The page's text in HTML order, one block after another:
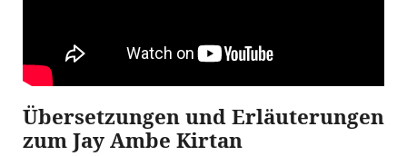
Übersetzungen und Erläuterungen
zum Jay Ambe Kirtan